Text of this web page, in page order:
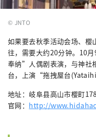
© JNTO
如果要去秋季活动会场、樱
往，需要大约20分钟。10
奉纳”人偶剧表演，与神社
台，上演“拖拽屋台
地址：岐阜县高山市樱町178
官网： http://